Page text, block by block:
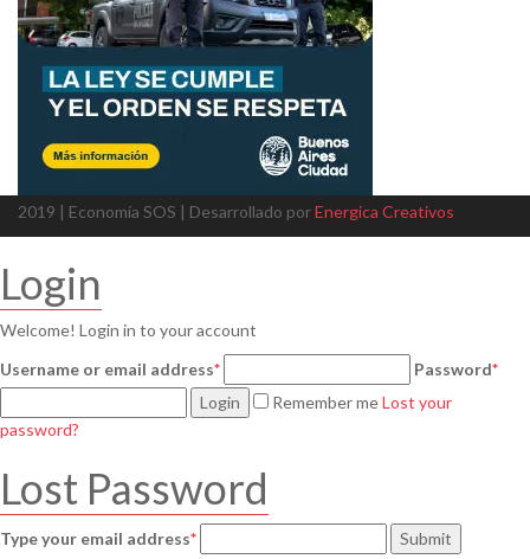
2019 | Economía SOS | Desarrollado porEnergica Creativos
Login
Welcome! Login in to your account
Username or email address* Password*
Login
Remember meLost your
password?
Lost Password
Type your email address*
Submit